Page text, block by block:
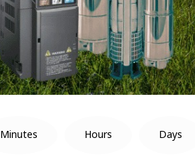
Days
Hours
Minutes